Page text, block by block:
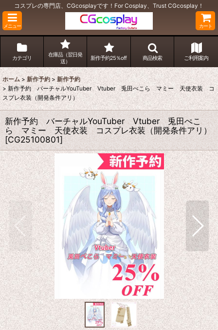
コスプレの専門店、CGcosplayです！For Cosplay、Trust CGcosplay！
メニュー カート
カテゴリ
在庫品（翌日発
送）
新作予約25％off 商品検索 ご利用案内
ホーム > 新作予約 > 新作予約
> 新作予約 バーチャルYouTuber Vtuber 兎田ぺこら マミー 天使衣装 コ
スプレ衣装（開発条件アリ）
新作予約 バーチャルYouTuber Vtuber 兎田ぺこ
ら マミー 天使衣装 コスプレ衣装（開発条件アリ）
[CG25100801]